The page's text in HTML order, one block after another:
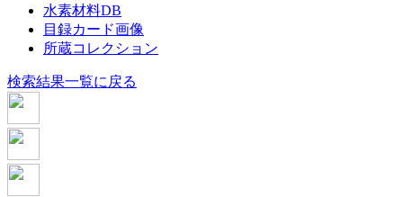
水素材料DB
目録カード画像
所蔵コレクション
検索結果一覧に戻る